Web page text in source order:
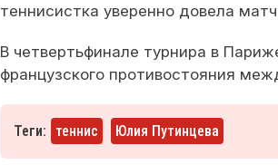
теннисистка уверенно довела
В четвертьфинале турнира в
французского противостояния
Теги: теннис Юлия Путинцева